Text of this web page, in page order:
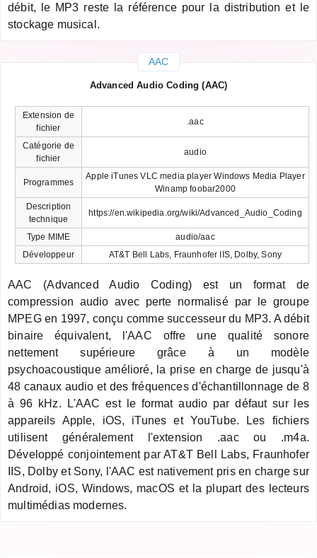
débit, le MP3 reste la référence pour la distribution et le
stockage musical.
AAC
Advanced Audio Coding (AAC)
Extension de
fichier
.aac
Catégorie de
fichier
audio
Programmes
Apple iTunes VLC media player Windows Media Player
Winamp foobar2000
Description
technique
https://en.wikipedia.org/wiki/Advanced_Audio_Coding
Type MIME
audio/aac
Développeur
AT&T Bell Labs, Fraunhofer IIS, Dolby, Sony
AAC (Advanced Audio Coding) est un format de
compression audio avec perte normalisé par le groupe
MPEG en 1997, conçu comme successeur du MP3. A débit
binaire équivalent, l'AAC offre une qualité sonore
nettement supérieure grâce à un modèle
psychoacoustique amélioré, la prise en charge de jusqu'à
48 canaux audio et des fréquences d'échantillonnage de 8
à 96 kHz. L'AAC est le format audio par défaut sur les
appareils Apple, iOS, iTunes et YouTube. Les fichiers
utilisent généralement l'extension .aac ou .m4a.
Développé conjointement par AT&T Bell Labs, Fraunhofer
IIS, Dolby et Sony, l'AAC est nativement pris en charge sur
Android, iOS, Windows, macOS et la plupart des lecteurs
multimédias modernes.